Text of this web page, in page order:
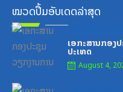
ໝວດປື້ມອັບເດດລ່າສຸດ
ເອກະສານກອງ
ປະເທດ
on
August 4,